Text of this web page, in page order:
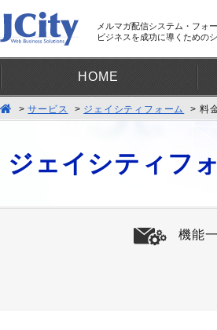
メルマガ配信システム・フォ
ビジネスを成功に導くための
HOME
集
サービス ジェイシティフォーム 料
ジェイシティフ
機能